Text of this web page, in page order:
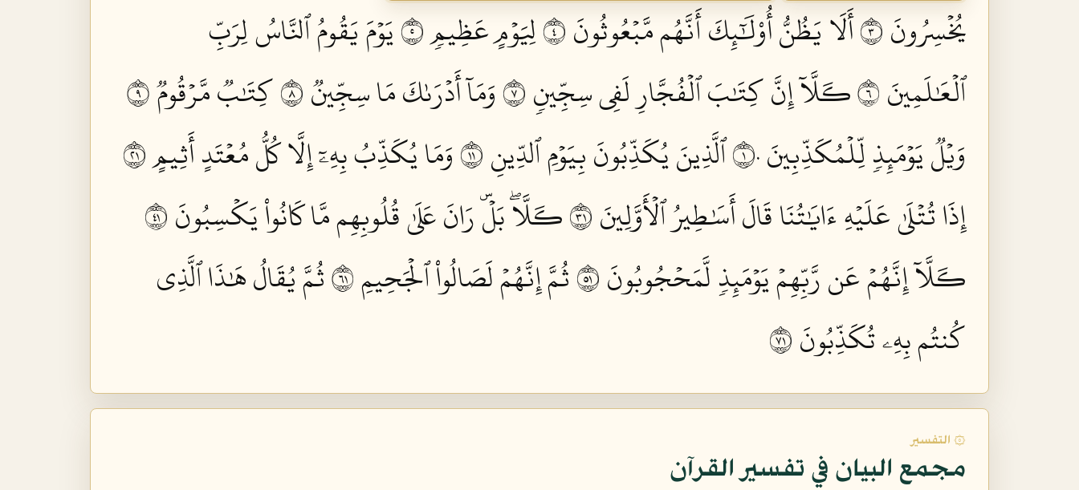
يُخۡسِرُونَ ٣
أَلَا يَظُنُّ أُوْلَٰٓئِكَ أَنَّهُم مَّبۡعُوثُونَ ٤ لِيَوۡمٍ عَظِيمٖ ٥
يَوۡمَ يَقُومُ ٱلنَّاسُ لِرَبِّ
ٱلۡعَٰلَمِينَ ٦
كـَلَّآ إِنَّ كِتَٰبَ ٱلۡفُجَّارِ لَفِي سِجِّينٖ ٧ وَمَآ أَدۡرَىٰكَ مَا سِجِّينٞ ٨
كِتَٰبٞ مَّرۡقُومٞ ٩
وَيۡلٞ يَوۡمَئِذٖ لِّلۡمُكَذِّبِينَ ١٠
ٱلَّذِينَ يُكَذِّبُونَ بِيَوۡمِ ٱلدِّينِ ١١
وَمَا يُكَذِّبُ بِهِۦٓ إِلَّا كُلُّ مُعۡتَدٍ أَثِيمٍ ١٢
إِذَا تُتۡلَىٰ عَلَيۡهِ ءَايَٰتُنَا قَالَ أَسَٰطِيرُ ٱلۡأَوَّلِينَ ١٣
كـَلَّاۖ بَلۡۜ رَانَ عَلَىٰ قُلُوبِهِم مَّا كَانُواْ يَكۡسِبُونَ ١٤
كـَلَّآ إِنَّهُمۡ عَن رَّبِّهِمۡ يَوۡمَئِذٖ لَّمَحۡجُوبُونَ ١٥
ثُمَّ إِنَّهُمۡ لَصَالُواْ ٱلۡجَحِيمِ ١٦
ثُمَّ يُقَالُ هَٰذَا ٱلَّذِي
كُنتُم بِهِۦ تُكَذِّبُونَ ١٧
۞ التفسير
مجمع البيان في تفسير القرآن